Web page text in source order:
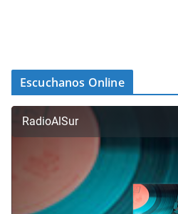
Escuchanos Online